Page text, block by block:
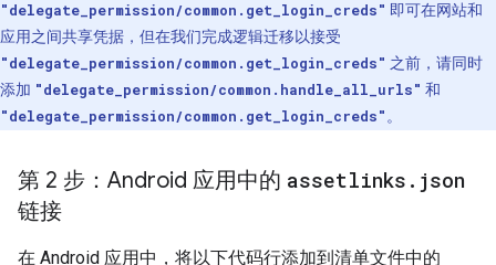
"delegate_permission/common.get_login_creds" 即可在网站和
应用之间共享凭据，但在我们完成逻辑迁移以接受
"delegate_permission/common.get_login_creds" 之前，请同时
添加 "delegate_permission/common.handle_all_urls" 和
"delegate_permission/common.get_login_creds" 。
第 2 步：Android 应用中的 assetlinks . json
链接
在 Android 应用中，将以下代码行添加到清单文件中的